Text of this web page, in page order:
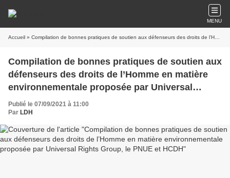
MENU
Accueil » Compilation de bonnes pratiques de soutien aux défenseurs des droits de l’Homme en matière environnementale proposée par Universal Rights Group, le PNUE et HCDH
Compilation de bonnes pratiques de soutien aux
défenseurs des droits de l’Homme en matière
environnementale proposée par Universal
Rights Group, le PNUE et HCDH
Publié le 07/09/2021 à 11:00
Par LDH